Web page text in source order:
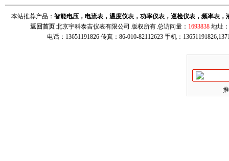
本站推荐产品： 智能电压，电流表，温度仪表，功率仪表，巡检仪表，频率表
返回首页 北京宇科泰吉仪表有限公司 版权所有 总访问量： 1693838 地址
电话：13651191826 传真：86-010-82112623 手机：